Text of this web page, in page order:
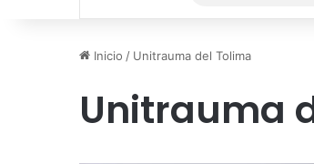
Inicio / Unitrauma del Tolima
Unitrauma